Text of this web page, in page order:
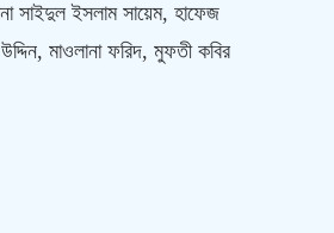
সাইদুল ইসলাম সায়েম, হাফেজ
মাওলানা ফরিদ, মুফতী কবির